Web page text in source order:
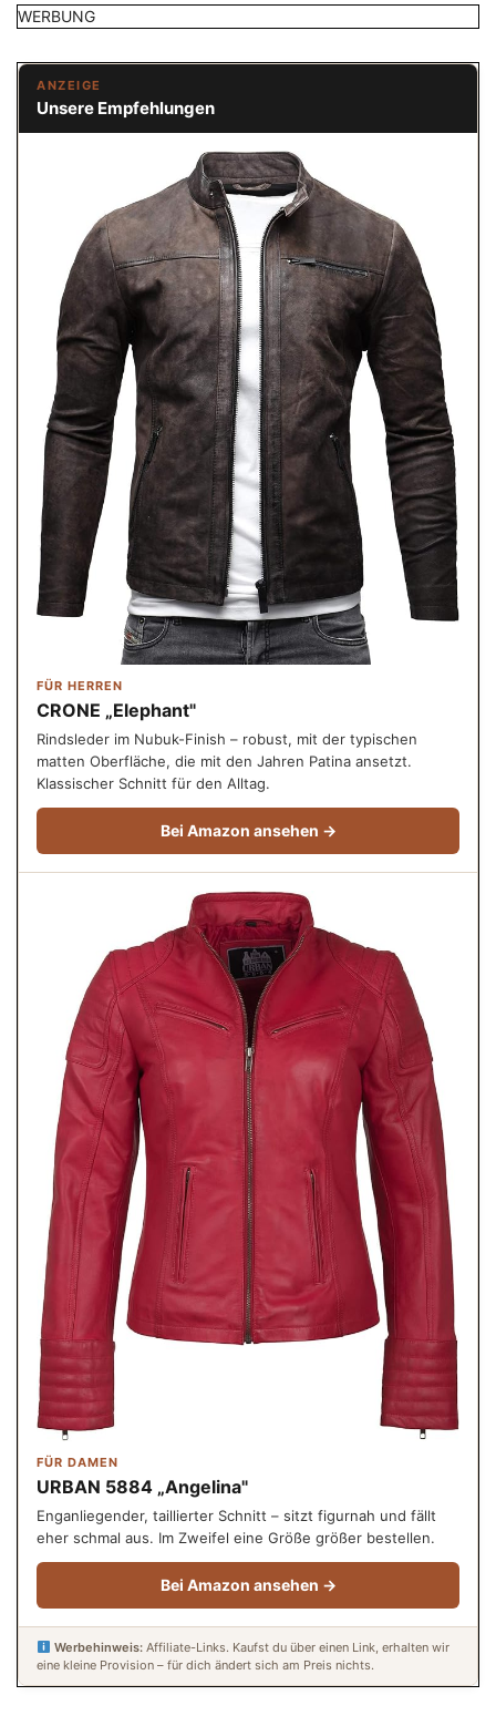
WERBUNG
ANZEIGE
Unsere Empfehlungen
FÜR HERREN
CRONE „Elephant"
Rindsleder im Nubuk-Finish – robust, mit der typischen
matten Oberfläche, die mit den Jahren Patina ansetzt.
Klassischer Schnitt für den Alltag.
Bei Amazon ansehen →
FÜR DAMEN
URBAN 5884 „Angelina"
Enganliegender, taillierter Schnitt – sitzt figurnah und fällt
eher schmal aus. Im Zweifel eine Größe größer bestellen.
Bei Amazon ansehen →
Werbehinweis:Affiliate-Links. Kaufst du über einen Link, erhalten wir
eine kleine Provision – für dich ändert sich am Preis nichts.